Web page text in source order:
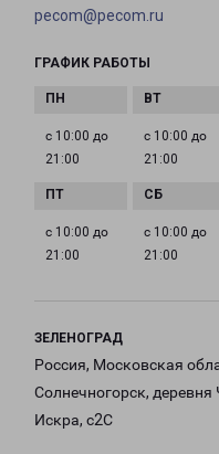
pecom@pecom.ru
ГРАФИК РАБОТЫ
с 10:00 до
21:00
с 10:00 до
21:00
с 10:00 до
21:00
с 10:00 до
21:00
ЗЕЛЕНОГРАД
Россия, Московская
Солнечногорск,
Искра, с2С